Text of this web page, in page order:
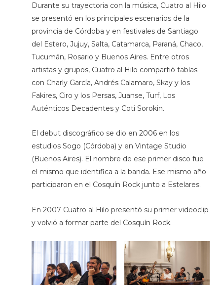
Durante su trayectoria con la música, Cuatro al Hilo
se presentó en los principales escenarios de la
provincia de Córdoba y en festivales de Santiago
del Estero, Jujuy, Salta, Catamarca, Paraná, Chaco,
Tucumán, Rosario y Buenos Aires. Entre otros
artistas y grupos, Cuatro al Hilo compartió tablas
con Charly García, Andrés Calamaro, Skay y los
Fakires, Ciro y los Persas, Juanse, Turf, Los
Auténticos Decadentes y Coti Sorokin.
El debut discográfico se dio en 2006 en los
estudios Sogo (Córdoba) y en Vintage Studio
(Buenos Aires). El nombre de ese primer disco fue
el mismo que identifica a la banda. Ese mismo año
participaron en el Cosquín Rock junto a Estelares.
En 2007 Cuatro al Hilo presentó su primer videoclip
y volvió a formar parte del Cosquín Rock.